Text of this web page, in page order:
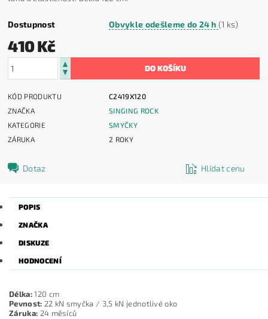
Dostupnost Obvykle odešleme do 24 h(1 ks)
410 Kč
KÓD PRODUKTU
C2419X120
ZNAČKA
SINGING ROCK
KATEGORIE
SMYČKY
ZÁRUKA
2 ROKY
Dotaz Hlídat cenu
POPIS
ZNAČKA
DISKUZE
HODNOCENÍ
Délka:120 cm
Pevnost: 22 kN smyčka / 3,5 kN jednotlivé oko
Záruka: 24 měsíců